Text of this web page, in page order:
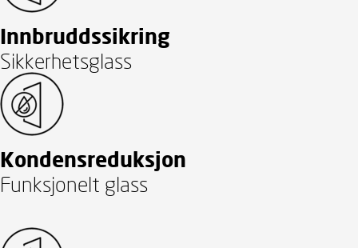
Innbruddssikring
Sikkerhetsglass
Kondensreduksjon
Funksjonelt glass